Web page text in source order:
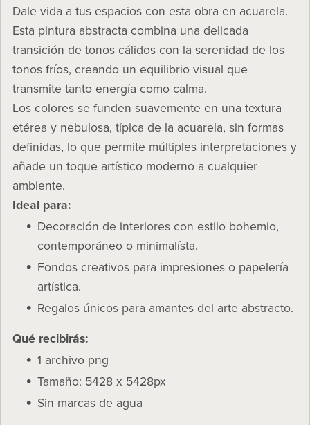
Dale vida a tus espacios con esta obra en acuarela.
Esta pintura abstracta combina una delicada
transición de tonos cálidos con la serenidad de los
tonos fríos, creando un equilibrio visual que
transmite tanto energía como calma.
Los colores se funden suavemente en una textura
etérea y nebulosa, típica de la acuarela, sin formas
definidas, lo que permite múltiples interpretaciones y
añade un toque artístico moderno a cualquier
ambiente.
Ideal para:
Decoración de interiores con estilo bohemio,
contemporáneo o minimalísta.
Fondos creativos para impresiones o papelería
artística.
Regalos únicos para amantes del arte abstracto.
Qué recibirás:
1 archivo png
Tamaño: 5428 x 5428px
Sin marcas de agua